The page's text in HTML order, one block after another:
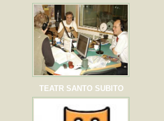
TEATR SANTO SUBITO